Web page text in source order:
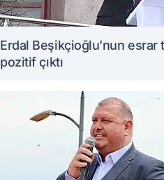
Erdal Beşikçioğlu’nun esrar
pozitif çıktı